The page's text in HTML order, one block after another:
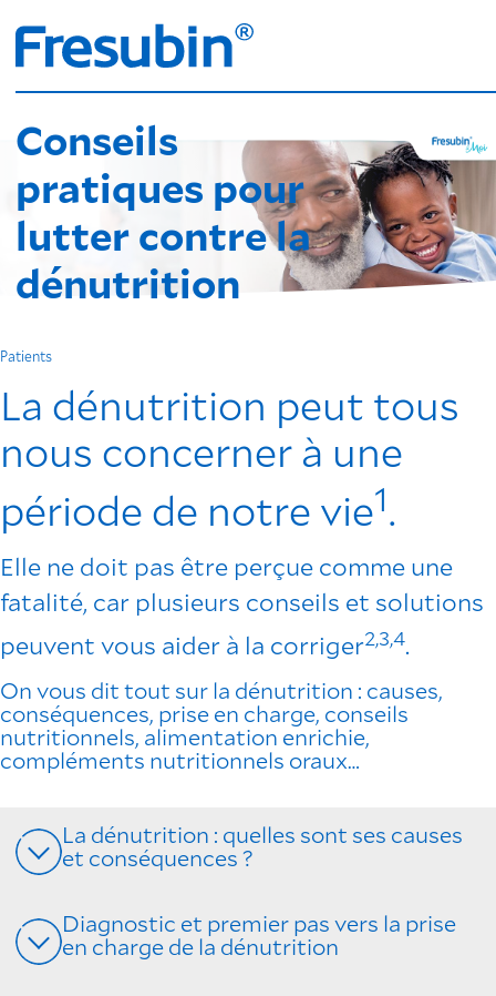
Conseils
pratiques pour
lutter contre la
dénutrition
Patients
La dénutrition peut tous
nous concerner à une
période de notre vie1.
Elle ne doit pas être perçue comme une
fatalité, car plusieurs conseils et solutions
peuvent vous aider à la corriger2,3,4.
On vous dit tout sur la dénutrition : causes,
conséquences, prise en charge, conseils
nutritionnels, alimentation enrichie,
compléments nutritionnels oraux…
La dénutrition : quelles sont ses causes
et conséquences ?
Diagnostic et premier pas vers la prise
en charge de la dénutrition